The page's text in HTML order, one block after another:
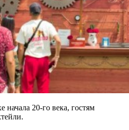
20-го века, гостям